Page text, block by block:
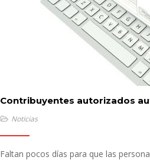
Contribuyentes autorizados
Noticias
Faltan pocos días para que las